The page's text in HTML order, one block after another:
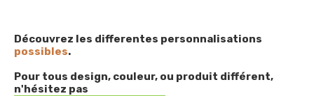
Découvrez les differentes personnalisations
possibles.
Pour tous design, couleur, ou produit différent,
n'hésitez pas